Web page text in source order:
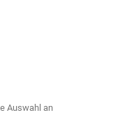
Auswahl an